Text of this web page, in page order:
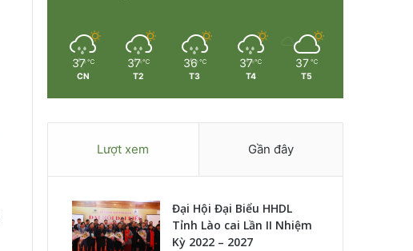
37 ℃
CN
37 ℃
T2
36 ℃
T3
37 ℃
T4
37 ℃
T5
Lượt xem Gần đây
Đại Hội Đại Biểu HHDL
Tỉnh Lào cai Lần II Nhiệm
Kỳ 2022 – 2027